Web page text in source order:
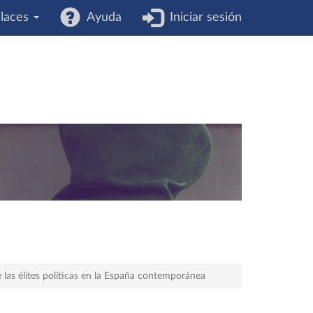
Ayuda Iniciar sesión
las élites políticas en la España contemporánea